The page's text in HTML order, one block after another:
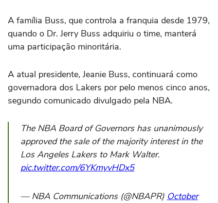
A família Buss, que controla a franquia desde 1979,
quando o Dr. Jerry Buss adquiriu o time, manterá
uma participação minoritária.
A atual presidente, Jeanie Buss, continuará como
governadora dos Lakers por pelo menos cinco anos,
segundo comunicado divulgado pela NBA.
The NBA Board of Governors has unanimously
approved the sale of the majority interest in the
Los Angeles Lakers to Mark Walter.
pic.twitter.com/6YKmyvHDx5
— NBA Communications (@NBAPR) October